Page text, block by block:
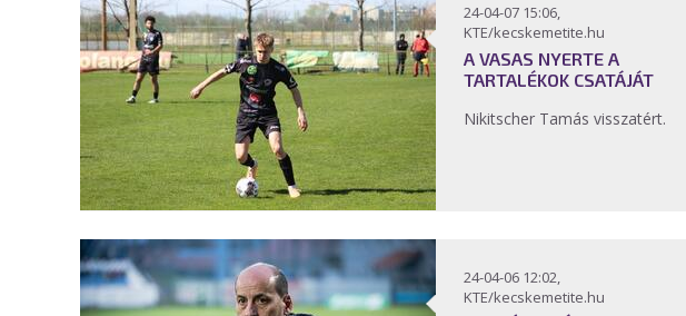
24-04-07 15:06,
KTE/kecskemetite.hu
A VASAS NYERTE A
TARTALÉKOK CSATÁJÁT
Nikitscher Tamás visszatért.
24-04-06 12:02,
KTE/kecskemetite.hu